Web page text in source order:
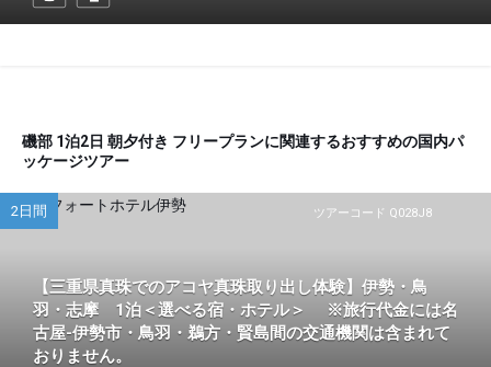
磯部 1泊2日 朝夕付き フリープランに関連するおすすめの国内パ
ッケージツアー
ツアーコード Q028J8
2日間
【三重県真珠でのアコヤ真珠取り出し体験】伊勢・鳥
羽・志摩 1泊＜選べる宿・ホテル＞ ※旅行代金には名
古屋-伊勢市・鳥羽・鵜方・賢島間の交通機関は含まれて
おりません。